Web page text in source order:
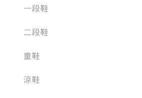
一段鞋
二段鞋
童鞋
涼鞋